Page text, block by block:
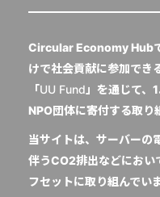
Circular Economy Hub
けで社会貢献に参加でき
「UU Fund 」を通じて、
NPO団体に寄付する取り
当サイトは、サーバーの
伴うCO2排出などにおい
フセットに取り組んでい